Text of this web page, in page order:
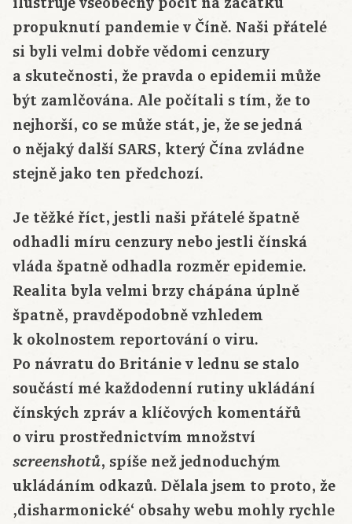
propuknutí pandemie v Číně. Naši přátelé
si byli velmi dobře vědomi cenzury
a skutečnosti, že pravda o epidemii může
být zamlčována. Ale počítali s tím, že to
nejhorší, co se může stát, je, že se jedná
o nějaký další SARS, který Čína zvládne
stejně jako ten předchozí.
Je těžké říct, jestli naši přátelé špatně
odhadli míru cenzury nebo jestli čínská
vláda špatně odhadla rozměr epidemie.
Realita byla velmi brzy chápána úplně
špatně, pravděpodobně vzhledem
k okolnostem reportování o viru.
Po návratu do Británie v lednu se stalo
součástí mé každodenní rutiny ukládání
čínských zpráv a klíčových komentářů
o viru prostřednictvím množství
screenshotů, spíše než jednoduchým
ukládáním odkazů. Dělala jsem to proto, že
‚disharmonické‘ obsahy webu mohly rychle